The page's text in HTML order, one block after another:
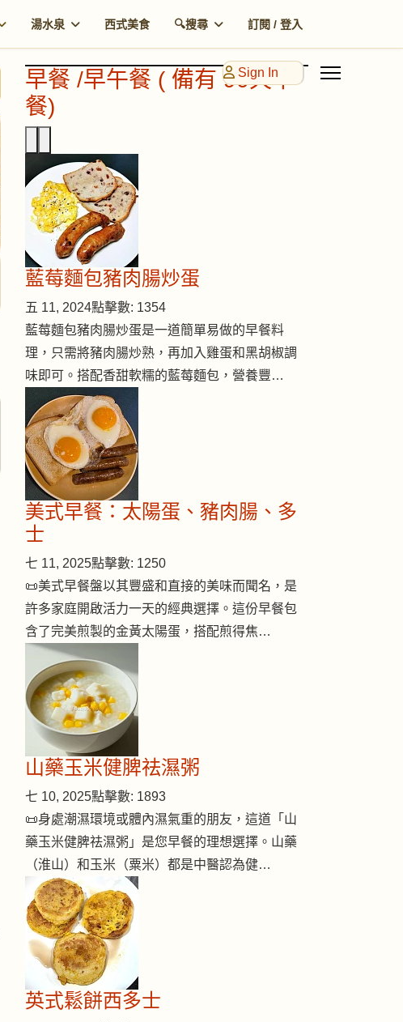
湯水泉 西式美食 🔍搜尋 訂閱 / 登入
Sign In
早餐 /早午餐 ( 備有 90天早
餐)
藍莓麵包豬肉腸炒蛋
五 11, 2024點擊數: 1354
藍莓麵包豬肉腸炒蛋是一道簡單易做的早餐料
理，只需將豬肉腸炒熟，再加入雞蛋和黑胡椒調
味即可。搭配香甜軟糯的藍莓麵包，營養豐…
美式早餐：太陽蛋、豬肉腸、多
士
七 11, 2025點擊數: 1250
📜美式早餐盤以其豐盛和直接的美味而聞名，是
許多家庭開啟活力一天的經典選擇。這份早餐包
含了完美煎製的金黃太陽蛋，搭配煎得焦…
山藥玉米健脾祛濕粥
七 10, 2025點擊數: 1893
📜身處潮濕環境或體內濕氣重的朋友，這道「山
藥玉米健脾祛濕粥」是您早餐的理想選擇。山藥
（淮山）和玉米（粟米）都是中醫認為健…
英式鬆餅西多士